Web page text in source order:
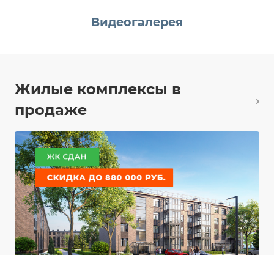
Видеогалерея
Жилые комплексы в
продаже